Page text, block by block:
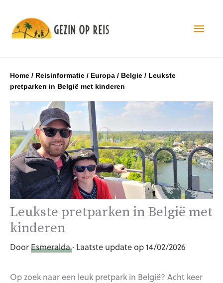
Home / Reisinformatie / Europa / Belgie / Leukste
pretparken in België met kinderen
Leukste pretparken in België met
kinderen
DoorEsmeralda· Laatste update op 14/02/2026
Op zoek naar een leuk pretpark in België? Acht keer